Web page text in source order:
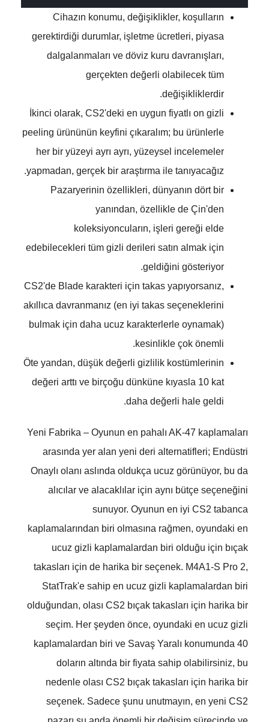
Cihazın konumu, değişiklikler, koşulların
gerektirdiği durumlar, işletme ücretleri, piyasa
dalgalanmaları ve döviz kuru davranışları,
gerçekten değerli olabilecek tüm
değişikliklerdir.
İkinci olarak, CS2'deki en uygun fiyatlı on gizli
peeling ürününün keyfini çıkaralım; bu ürünlerle
her bir yüzeyi ayrı ayrı, yüzeysel incelemeler
yapmadan, gerçek bir araştırma ile tanıyacağız.
Pazaryerinin özellikleri, dünyanın dört bir
yanından, özellikle de Çin'den
koleksiyoncuların, işleri gereği elde
edebilecekleri tüm gizli derileri satın almak için
geldiğini gösteriyor.
CS2'de Blade karakteri için takas yapıyorsanız,
akıllıca davranmanız (en iyi takas seçeneklerini
bulmak için daha ucuz karakterlerle oynamak)
kesinlikle çok önemli.
Öte yandan, düşük değerli gizlilik kostümlerinin
değeri arttı ve birçoğu dünküne kıyasla 10 kat
daha değerli hale geldi.
Yeni Fabrika – Oyunun en pahalı AK-47 kaplamaları
arasında yer alan yeni deri alternatifleri; Endüstri
Onaylı olanı aslında oldukça ucuz görünüyor, bu da
alıcılar ve alacaklılar için aynı bütçe seçeneğini
sunuyor. Oyunun en iyi CS2 tabanca
kaplamalarından biri olmasına rağmen, oyundaki en
ucuz gizli kaplamalardan biri olduğu için bıçak
takasları için de harika bir seçenek. M4A1-S Pro 2,
StatTrak'e sahip en ucuz gizli kaplamalardan biri
olduğundan, olası CS2 bıçak takasları için harika bir
seçim. Her şeyden önce, oyundaki en ucuz gizli
kaplamalardan biri ve Savaş Yaralı konumunda 40
doların altında bir fiyata sahip olabilirsiniz, bu
nedenle olası CS2 bıçak takasları için harika bir
seçenek. Sadece şunu unutmayın, en yeni CS2